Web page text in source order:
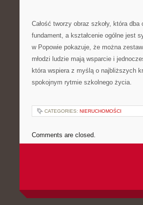
Całość tworzy obraz szkoły, która
fundament, a kształcenie ogólne jest
w Popowie pokazuje, że można
młodzi ludzie mają wsparcie i
która wspiera z myślą o najbliższych
spokojnym rytmie szkolnego życia.
CATEGORIES: NIERUCHOMOŚCI
Comments are closed.